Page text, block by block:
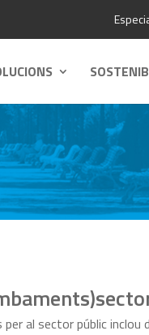
al sector públic inclou